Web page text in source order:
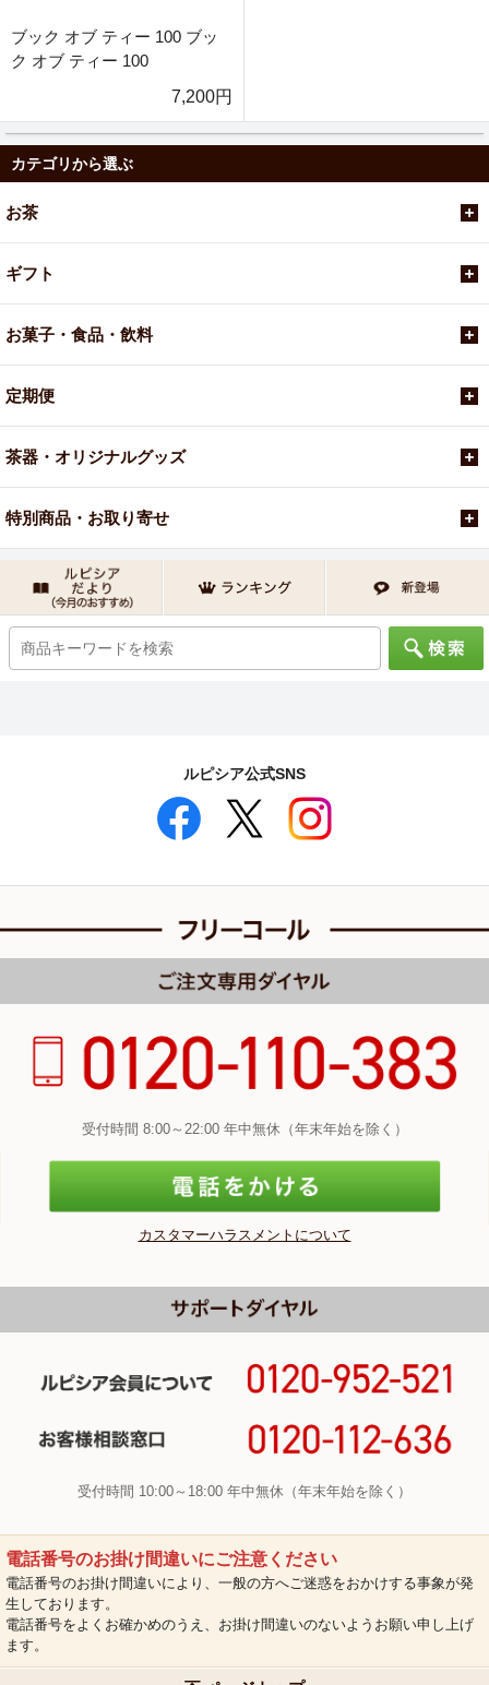
ブック オブ ティー 100 ブッ
ク オブ ティー 100
7,200円
カテゴリから選ぶ
お茶
ギフト
お菓子・食品・飲料
定期便
茶器・オリジナルグッズ
特別商品・お取り寄せ
ルピシア公式SNS
受付時間 8:00～22:00 年中無休（年末年始を除く）
カスタマーハラスメントについて
受付時間 10:00～18:00 年中無休（年末年始を除く）
電話番号のお掛け間違いにご注意ください
電話番号のお掛け間違いにより、一般の方へご迷惑をおかけする事象が発
生しております。
電話番号をよくお確かめのうえ、お掛け間違いのないようお願い申し上げ
ます。